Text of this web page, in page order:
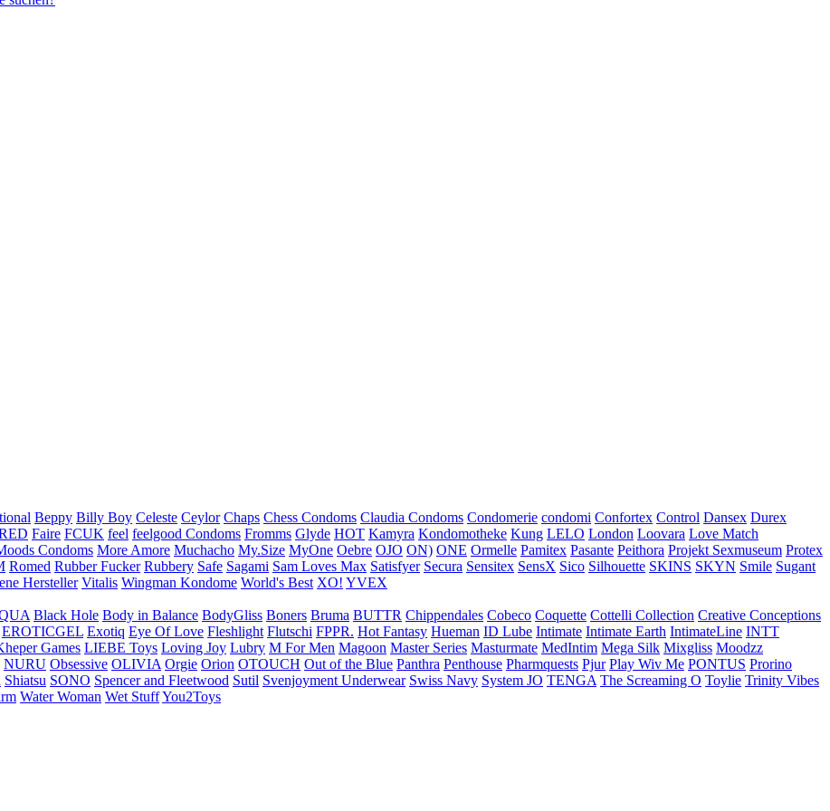
Beppy Billy Boy Celeste Ceylor Chaps Chess Condoms Claudia Condoms Condomerie condomi Confortex Control Dansex Durex
Faire FCUK feel feelgood Condoms Fromms Glyde HOT Kamyra Kondomotheke Kung LELO London Loovara Love Match
Condoms More Amore Muchacho My.Size MyOne Oebre OJO ON) ONE Ormelle Pamitex Pasante Peithora Projekt Sexmuseum Protex
Romed Rubber Fucker Rubbery Safe Sagami Sam Loves Max Satisfyer Secura Sensitex SensX Sico Silhouette SKINS SKYN Smile Sugant
Hersteller Vitalis Wingman Kondome World's Best XO! YVEX
Black Hole Body in Balance BodyGliss Boners Bruma BUTTR Chippendales Cobeco Coquette Cottelli Collection Creative Conceptions
EROTICGEL Exotiq Eye Of Love Fleshlight Flutschi FPPR. Hot Fantasy Hueman ID Lube Intimate Intimate Earth IntimateLine INTT
Games LIEBE Toys Loving Joy Lubry M For Men Magoon Master Series Masturmate MedIntim Mega Silk Mixgliss Moodzz
NURU Obsessive OLIVIA Orgie Orion OTOUCH Out of the Blue Panthra Penthouse Pharmquests Pjur Play Wiv Me PONTUS Prorino
Shiatsu SONO Spencer and Fleetwood Sutil Svenjoyment Underwear Swiss Navy System JO TENGA The Screaming O Toylie Trinity Vibes
Water Woman Wet StuffYou2Toys